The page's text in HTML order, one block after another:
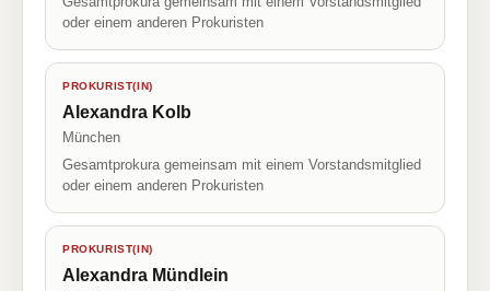
oder einem anderen Prokuristen
PROKURIST(IN)
Alexandra Kolb
München
Gesamtprokura gemeinsam mit einem Vorstandsmitglied
oder einem anderen Prokuristen
PROKURIST(IN)
Alexandra Mündlein